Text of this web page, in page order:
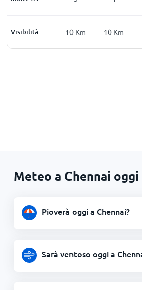
Visibilità
10Km 10 Km 10 Km
Meteo a Chennai oggi
Pioverà oggi a Chennai?
Sarà ventoso oggi a